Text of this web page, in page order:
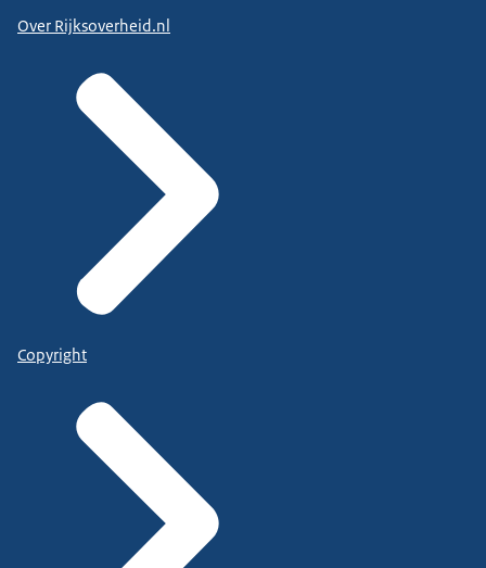
Over Rijksoverheid.nl
Copyright